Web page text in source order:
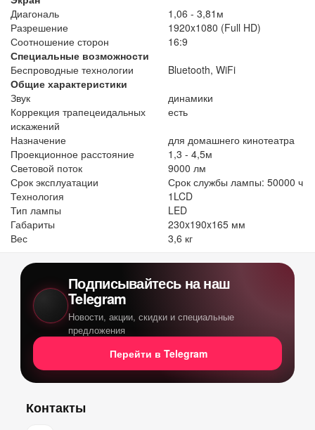
Диагональ
1,06 - 3,81м
Разрешение
1920x1080 (Full HD)
Соотношение сторон
16:9
Специальные возможности
Беспроводные технологии
Bluetooth, WiFi
Общие характеристики
Звук
динамики
Коррекция трапецеидальных
искажений
есть
Назначение
для домашнего кинотеатра
Проекционное расстояние
1,3 - 4,5м
Световой поток
9000 лм
Срок эксплуатации
Срок службы лампы: 50000 ч
Технология
1LCD
Тип лампы
LED
Габариты
230x190x165 мм
Вес
3,6 кг
Подписывайтесь на наш
Telegram
Новости, акции, скидки и специальные
предложения
Перейти в Telegram
Контакты